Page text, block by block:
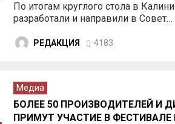
По итогам круглого стола в
разработали и направили в Совет…
РЕДАКЦИЯ 4183
Медиа
БОЛЕЕ 50 ПРОИЗВОДИТЕЛЕЙ И
ПРИМУТ УЧАСТИЕ В